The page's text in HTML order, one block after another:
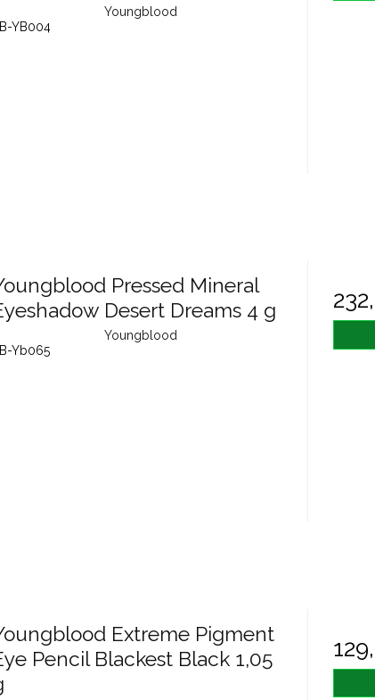
Youngblood
YB004
Pressed Mineral
Desert Dreams 4 g
Youngblood
Yb065
Extreme Pigment
Pencil Blackest Black 1,05